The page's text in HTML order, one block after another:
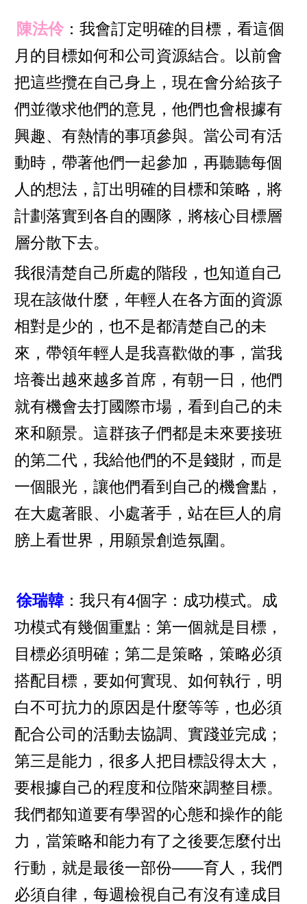
陳法伶 ：我會訂定明確的目標，看這個
月的目標如何和公司資源結合。以前會
把這些攬在自己身上，現在會分給孩子
們並徵求他們的意見，他們也會根據有
興趣、有熱情的事項參與。當公司有活
動時，帶著他們一起參加，再聽聽每個
人的想法，訂出明確的目標和策略，將
計劃落實到各自的團隊，將核心目標層
層分散下去。
我很清楚自己所處的階段，也知道自己
現在該做什麼，年輕人在各方面的資源
相對是少的，也不是都清楚自己的未
來，帶領年輕人是我喜歡做的事，當我
培養出越來越多首席，有朝一日，他們
就有機會去打國際市場，看到自己的未
來和願景。這群孩子們都是未來要接班
的第二代，我給他們的不是錢財，而是
一個眼光，讓他們看到自己的機會點，
在大處著眼、小處著手，站在巨人的肩
膀上看世界，用願景創造氛圍。
徐瑞韓 ：我只有4個字：成功模式。成
功模式有幾個重點：第一個就是目標，
目標必須明確；第二是策略，策略必須
搭配目標，要如何實現、如何執行，明
白不可抗力的原因是什麼等等，也必須
配合公司的活動去協調、實踐並完成；
第三是能力，很多人把目標設得太大，
要根據自己的程度和位階來調整目標。
我們都知道要有學習的心態和操作的能
力，當策略和能力有了之後要怎麼付出
行動，就是最後一部份——育人，我們
必須自律，每週檢視自己有沒有達成目